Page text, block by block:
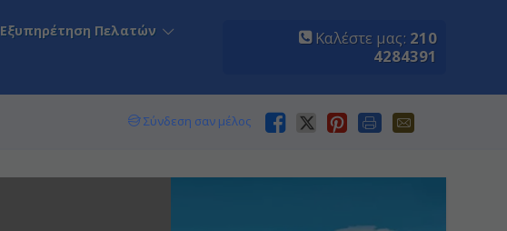
Εξυπηρέτηση Πελατών
Καλέστε μας: 210
4284391
Σύνδεση σαν μέλος